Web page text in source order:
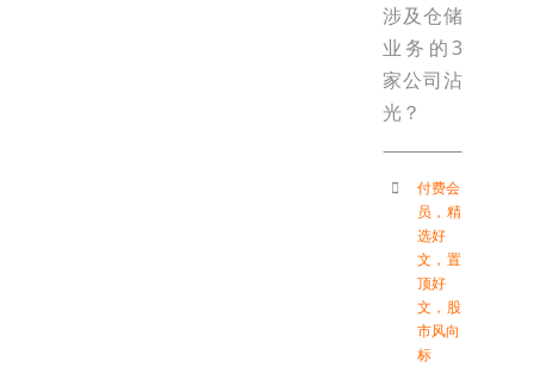
涉及仓储
业务的3
家公司沾
光？
付费会
员 ， 精
选好
文 ， 置
顶好
文 ， 股
市风向
标